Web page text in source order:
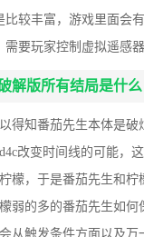
较丰富，游戏里面会
要玩家控制虚拟遥感
解版所有结局是什么
得知番茄先生本体是
改变时间线的可能，
檬，于是番茄先生和
弱的多的番茄先生如何
从触发条件方面以及